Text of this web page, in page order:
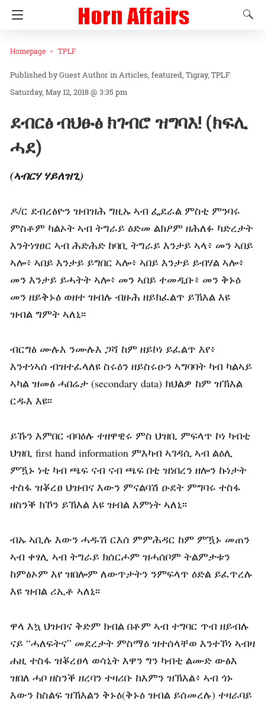
Homepage TPLF
Guest Author inArticles featured Tigray TPLF
Saturday, May 12, 2018 @ 3:35 pm
ደብርፅ ብህፁፅ ክገብሮ ዝግባእ! (ክፍሊ
ሓደ)
(ኣብርሃ ሃይለዝጊ)
ዶ/ር ደብረፅዮን ዝብዝሕ ግዚኡ ኣብ ፌደራል ምስቲ ምንባሩ
ምስቶም ካልኦት ኣብ ትግራይ ዕድመ ልክዖም ዘሕለፉ ካድረታት
እንትነፃፀር ኣብ ሕድሕድ ከባቢ ትግራይ እንታይ ኣላ፥ መን ኣበይ
ኣሎ፥ ኣበይ እንታይ ይግበር ኣሎ፥ ኣበይ እንታይ ይብሃል ኣሎ፥
መን እንታይ ይሓትት ኣሎ፥ መን ኣበይ ተመዲቡ፥ መን ቅኑዕ
መን ዘይቅኑዕ ወዘተ ዝብሉ ብዙሕ ዘይክፈልጥ ይኽእል እዩ
ዝብል ግምት ኣለኒ፡፡
ብርግፅ ሙሉእ ንሙሉእ ጋሻ ከም ዘይኮነ ይፈልጥ እየ፥
እንተነኣሰ ብዝተፈላለዩ ስሩዕን ዘይስሩዑን ኣግባባት ካብ ካልኣይ
ኣካል ዝመፅ ሓበሬታ (secondary data) ክህልዎ ከም ዝኽእል
ርዱእ እዩ፡፡
ይኹን እምበር ብባዕሉ ተዘዋዊሩ ምስ ህዝቢ ምፍላጥ ኮነ ካብቲ
ህዝቢ first hand information ምእካብ ኣገዳሲ ኣብ ልዕሊ
ምዃኑ ነቲ ካብ ጫፍ ናብ ናብ ጫፍ በቲ ዝነበረን ዘሎን ኩነታት
ተስፋ ዝቖረፀ ህዝብና እውን ምናልባሽ ዑደት ምግባሩ ተስፋ
ዘስንቕ ክኾን ይኽእል እዩ ዝብል እምነት ኣለኒ፡፡
ብኡ ኣቢሉ እውን ሓዱሽ ርእሰ ምምሕዳር ከም ምዃኑ መጠን
ኣብ ቀፃሊ ኣብ ትግራይ ክሰርሖም ዝሓሰቦም ትልምታቱን
ከምፅኦም እየ ዝበሎም ለውጥታትን ንምፍላጥ ዕድል ይፈጥረሉ
እዩ ዝብል ሪኢቶ ኣለኒ፡፡
ዋላ እኳ ህዝብና ቅድም ክብል በቶም ኣብ ተግባር ጥብ ዘይብሉ
ናይ “ሓለፍትና” መደረታት ምስማዕ ዝተሰላቸወ እንተኾነ ኣብዛ
ሐዚ ተስፋ ዝቖረፀላ ወሳኒት እዋን ግን ካብቲ ልሙድ ውፅእ
ዝበለ ሓቦ ዘስንቕ ዘረባን ተዛሪቡ ከእምን ዝኽእል፥ ኣብ ጎኑ
እውን ከስልፍ ዝኽእልን ቅኑዕ(ቅኑዕ ዝብል ይሰመረሉ) ተዛራባይ